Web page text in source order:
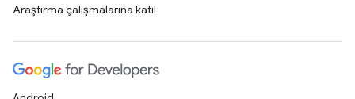
Araştırma çalışmalarına katıl